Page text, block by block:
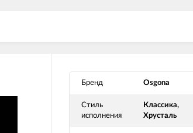
Бренд Osgona
Стиль
исполнения
Классика,
Хрусталь